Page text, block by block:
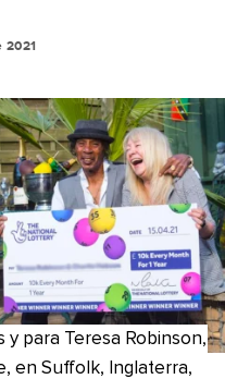
2021
y para Teresa Robinson,
en Suffolk, Inglaterra,